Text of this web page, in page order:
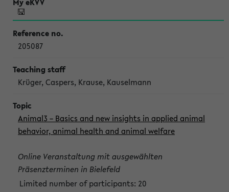
205087
Krüger, Caspers, Krause, Kauselmann
Animal3 – Basics and new insights in applied animal
behavior, animal health and animal welfare
Online Veranstaltung mit ausgewählten
Präsenzterminen in Bielefeld
Limited number of participants: 20